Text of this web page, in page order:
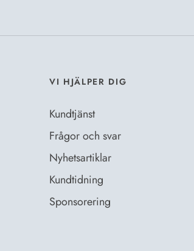
VI HJÄLPER DIG
Kundtjänst
Frågor och svar
Nyhetsartiklar
Kundtidning
Sponsorering